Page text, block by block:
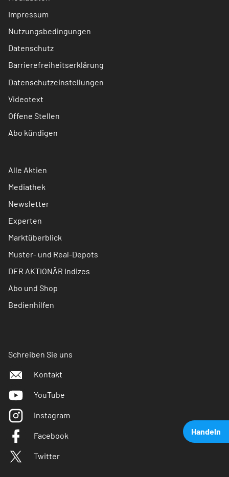
Handeln
Impressum
Nutzungsbedingungen
Datenschutz
Barrierefreiheitserklärung
Datenschutzeinstellungen
Videotext
Offene Stellen
Abo kündigen
Alle Aktien
Mediathek
Newsletter
Experten
Marktüberblick
Muster- und Real-Depots
DER AKTIONÄR Indizes
Abo und Shop
Bedienhilfen
Schreiben Sie uns
Kontakt
YouTube
Instagram
Facebook
Twitter